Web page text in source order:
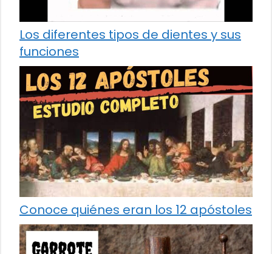
Los diferentes tipos de dientes y sus
funciones
Conoce quiénes eran los 12 apóstoles